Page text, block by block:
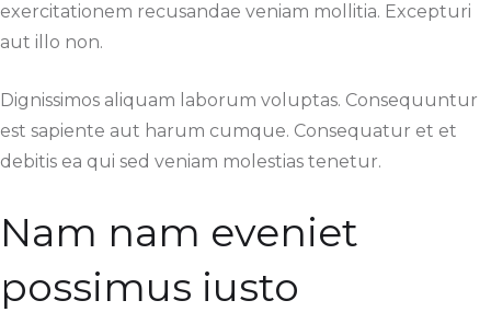
exercitationem recusandae veniam mollitia. Excepturi
aut illo non.
Dignissimos aliquam laborum voluptas. Consequuntur
est sapiente aut harum cumque. Consequatur et et
debitis ea qui sed veniam molestias tenetur.
Nam nam eveniet
possimus iusto